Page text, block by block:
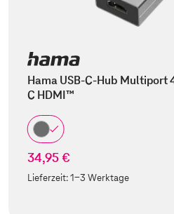
Hama USB-C-Hub Multiport
C HDMI™
34,95 €
Lieferzeit:1-3 Werktage